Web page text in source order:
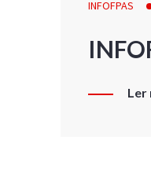
INFOFPAS
Ler